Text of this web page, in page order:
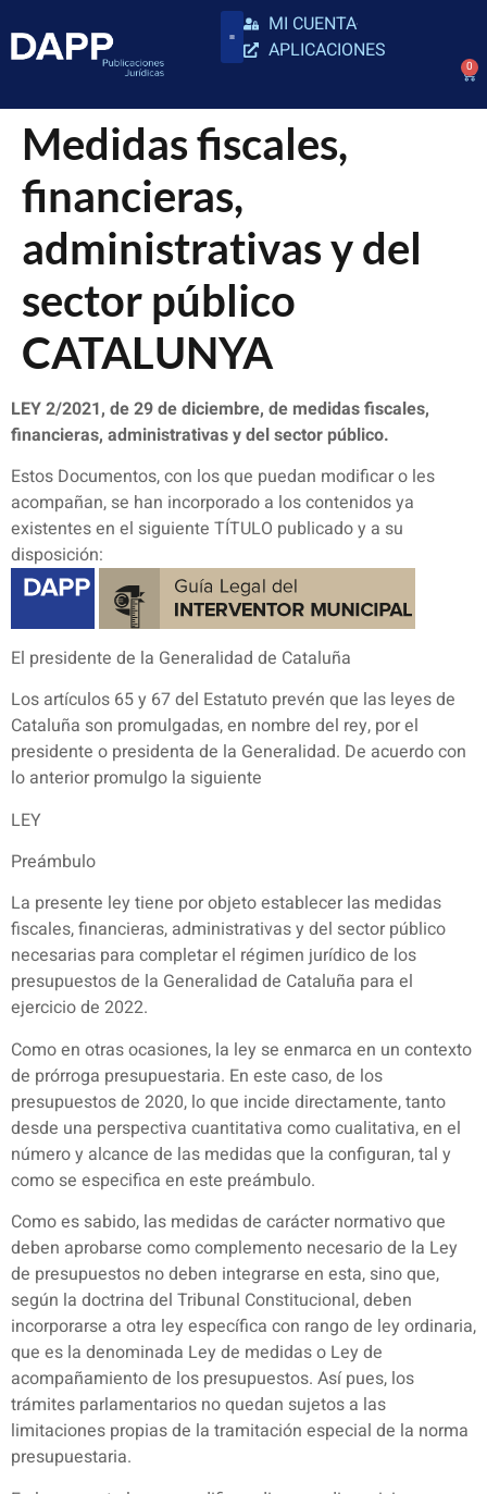
MI CUENTA
APLICACIONES
0
Medidas fiscales,
financieras,
administrativas y del
sector público
CATALUNYA
LEY 2/2021, de 29 de diciembre, de medidas fiscales,
financieras, administrativas y del sector público.
Estos Documentos, con los que puedan modificar o les
acompañan, se han incorporado a los contenidos ya
existentes en el siguiente TÍTULO publicado y a su
disposición:
El presidente de la Generalidad de Cataluña
Los artículos 65 y 67 del Estatuto prevén que las leyes de
Cataluña son promulgadas, en nombre del rey, por el
presidente o presidenta de la Generalidad. De acuerdo con
lo anterior promulgo la siguiente
LEY
Preámbulo
La presente ley tiene por objeto establecer las medidas
fiscales, financieras, administrativas y del sector público
necesarias para completar el régimen jurídico de los
presupuestos de la Generalidad de Cataluña para el
ejercicio de 2022.
Como en otras ocasiones, la ley se enmarca en un contexto
de prórroga presupuestaria. En este caso, de los
presupuestos de 2020, lo que incide directamente, tanto
desde una perspectiva cuantitativa como cualitativa, en el
número y alcance de las medidas que la configuran, tal y
como se especifica en este preámbulo.
Como es sabido, las medidas de carácter normativo que
deben aprobarse como complemento necesario de la Ley
de presupuestos no deben integrarse en esta, sino que,
según la doctrina del Tribunal Constitucional, deben
incorporarse a otra ley específica con rango de ley ordinaria,
que es la denominada Ley de medidas o Ley de
acompañamiento de los presupuestos. Así pues, los
trámites parlamentarios no quedan sujetos a las
limitaciones propias de la tramitación especial de la norma
presupuestaria.